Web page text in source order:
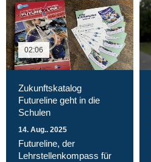
02:06
Zukunftskatalog
Futureline geht in die
Schulen
14. Aug.. 2025
Futureline, der
Lehrstellenkompass für